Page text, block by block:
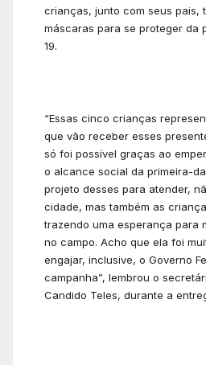
crianças, junto com seus pais,
máscaras para se proteger da
19.
“Essas cinco crianças
que vão receber esses
só foi possível graças ao
o alcance social da primeira-
projeto desses para atender,
cidade, mas também as
trazendo uma esperança para
no campo. Acho que ela foi
engajar, inclusive, o Governo
campanha”, lembrou o
Candido Teles, durante a